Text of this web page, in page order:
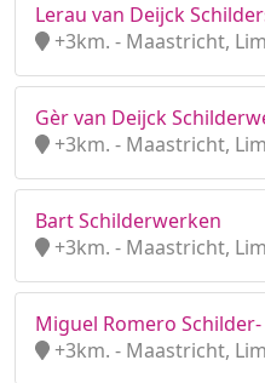
Lerau van Deijck
+3km. - Maastricht,
Gèr van Deijck
+3km. - Maastricht,
Bart Schilderwerken
+3km. - Maastricht,
Miguel Romero
+3km. - Maastricht,